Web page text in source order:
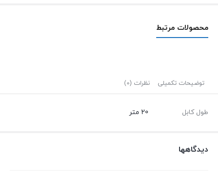
محصولات مرتبط
توضیحات تکمیلی نظرات (0)
طول کابل 20 متر
دیدگاهها